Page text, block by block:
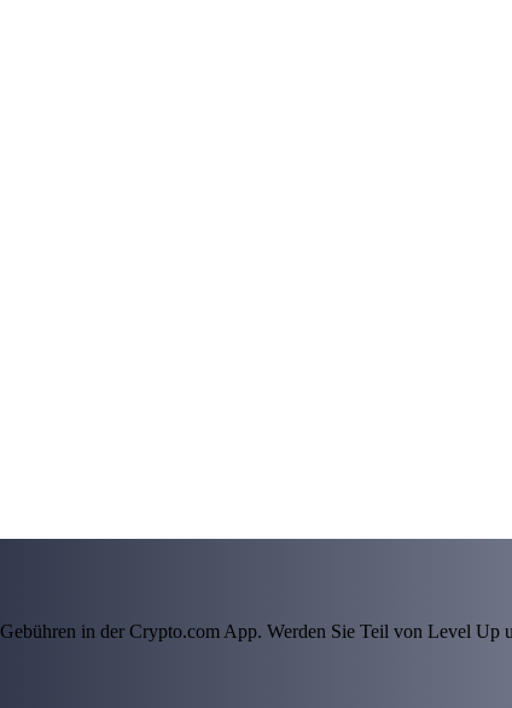
in der Crypto.com App. Werden Sie Teil von Level Up